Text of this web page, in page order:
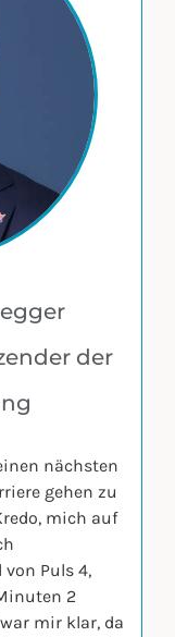
der
nächsten
gehen zu
mich auf
Puls 4,
2
mir klar, da